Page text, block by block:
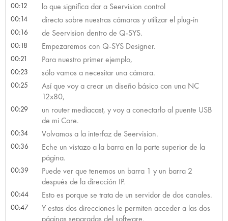
00:12 lo que significa dar a Seervision control
00:14 directo sobre nuestras cámaras y utilizar el plug-in
00:16 de Seervision dentro de Q-SYS.
00:18 Empezaremos con Q-SYS Designer.
00:21 Para nuestro primer ejemplo,
00:23 sólo vamos a necesitar una cámara.
00:25
Así que voy a crear un diseño básico con una NC
12x80,
00:29
un router mediacast, y voy a conectarlo al puente USB
de mi Core.
00:34 Volvamos a la interfaz de Seervision.
00:36
Eche un vistazo a la barra en la parte superior de la
página.
00:39
Puede ver que tenemos un barra 1 y un barra 2
después de la dirección IP.
00:44 Esto es porque se trata de un servidor de dos canales.
00:47
Y estas dos direcciones le permiten acceder a las dos
páginas separadas del software.